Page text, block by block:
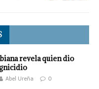
revela quien dio
Abel Ureña 0